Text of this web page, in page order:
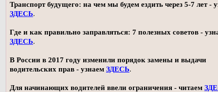
Транспорт будущего: на чем мы будем ездить через 5-7 лет -
ЗДЕСЬ.
Где и как правильно заправляться: 7 полезных советов -
ЗДЕСЬ.
В России в 2017 году изменили порядок замены и выдачи
водительских прав - узнаем ЗДЕСЬ.
Для начинающих водителей ввели ограничения - читаем